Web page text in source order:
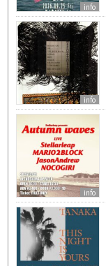
info
info
info